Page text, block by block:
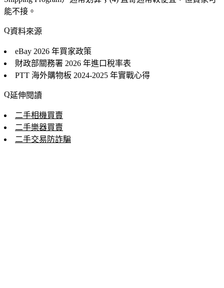
能不接。
資料來源
eBay 2026 年買家政策
財政部關務署 2026 年進口稅率表
PTT 海外購物板 2024-2025 年實戰心得
延伸閱讀
二手相機買賣
二手樂器買賣
二手交易防詐騙